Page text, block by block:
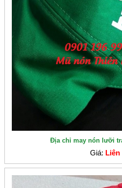
Địa chỉ may nón lưỡi
Giá: Liên